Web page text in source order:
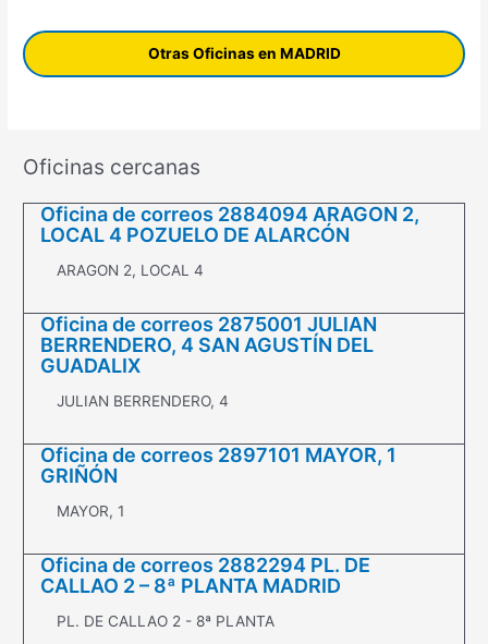
Otras Oficinas en MADRID
Oficinas cercanas
Oficina de correos 2884094 ARAGON 2,
LOCAL 4 POZUELO DE ALARCÓN
ARAGON 2, LOCAL 4
Oficina de correos 2875001 JULIAN
BERRENDERO, 4 SAN AGUSTÍN DEL
GUADALIX
JULIAN BERRENDERO, 4
Oficina de correos 2897101 MAYOR, 1
GRIÑÓN
MAYOR, 1
Oficina de correos 2882294 PL. DE
CALLAO 2 – 8ª PLANTA MADRID
PL. DE CALLAO 2 - 8ª PLANTA